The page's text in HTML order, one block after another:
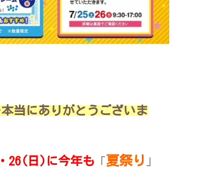
当にありがとうございま
26(日)に今年も 「夏祭り 」